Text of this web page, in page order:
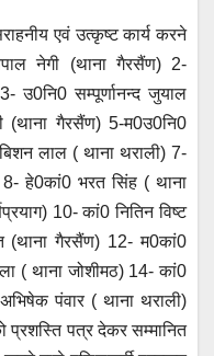
एवं उत्कृष्ट कार्य करने
नेगी (थाना गैरसैंण) 2-
उ0नि0 सम्पूर्णानन्द जुयाल
(थाना गैरसैंण) 5-म0उ0नि0
लाल ( थाना थराली) 7-
8- हे0कां0 भरत सिंह ( थाना
10- कां0 नितिन विष्ट
(थाना गैरसैंण) 12- म0कां0
( थाना जोशीमठ) 14- कां0
पंवार ( थाना थराली)
प्रशस्ति पत्र देकर सम्मानित